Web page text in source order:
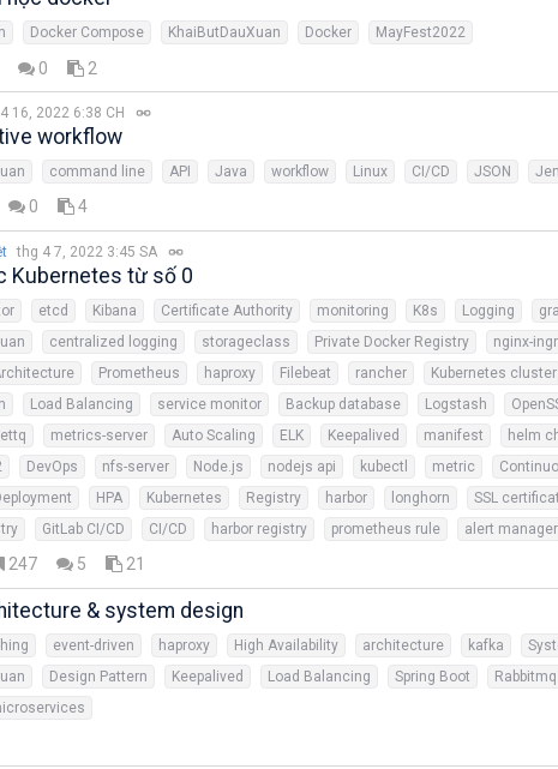
Docker Compose KhaiButDauXuan Docker MayFest2022
0 2
16, 2022 6:38 CH
workflow
command line API Java workflow Linux CI/CD JSON
0 4
thg 4 7, 2022 3:45 SA
Kubernetes từ số 0
etcd Kibana Certificate Authority monitoring K8s Logging
centralized logging storageclass Private Docker Registry nginx-
Prometheus haproxy Filebeat rancher Kubernetes cluster
Load Balancing service monitor Backup database Logstash
metrics-server Auto Scaling ELK Keepalived manifest
helm
DevOps nfs-server Node.js nodejs api kubectl metric
HPA Kubernetes Registry harbor longhorn
SSL
GitLab CI/CD CI/CD harbor registry prometheus rule alert manager
247 5 21
& system design
event-driven haproxy High Availability architecture kafka
Design Pattern Keepalived Load Balancing Spring Boot Rabbitmq